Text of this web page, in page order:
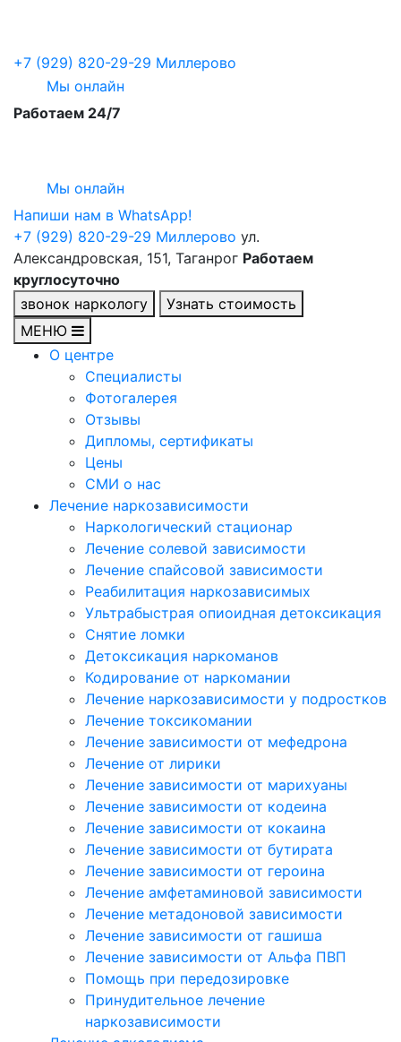
+7 (929) 820-29-29 Миллерово
Мы онлайн
Работаем 24/7
Мы онлайн
Напиши нам в WhatsApp!
+7 (929) 820-29-29 Миллерово ул.
Александровская, 151, Таганрог Работаем
круглосуточно
звонок наркологу
Узнать стоимость
МЕНЮ
О центре
Специалисты
Фотогалерея
Отзывы
Дипломы, сертификаты
Цены
СМИ о нас
Лечение наркозависимости
Наркологический стационар
Лечение солевой зависимости
Лечение спайсовой зависимости
Реабилитация наркозависимых
Ультрабыстрая опиоидная детоксикация
Снятие ломки
Детоксикация наркоманов
Кодирование от наркомании
Лечение наркозависимости у подростков
Лечение токсикомании
Лечение зависимости от мефедрона
Лечение от лирики
Лечение зависимости от марихуаны
Лечение зависимости от кодеина
Лечение зависимости от кокаина
Лечение зависимости от бутирата
Лечение зависимости от героина
Лечение амфетаминовой зависимости
Лечение метадоновой зависимости
Лечение зависимости от гашиша
Лечение зависимости от Альфа ПВП
Помощь при передозировке
Принудительное лечение
наркозависимости